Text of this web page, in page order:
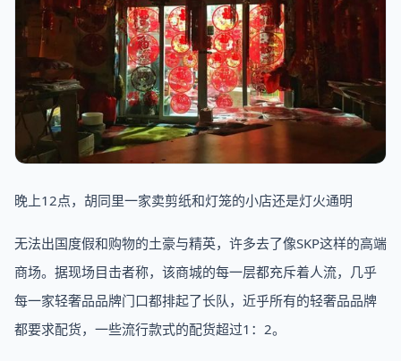
晚上12点，胡同里一家卖剪纸和灯笼的小店还是灯火通明
无法出国度假和购物的土豪与精英，许多去了像SKP这样的高端
商场。据现场目击者称，该商城的每一层都充斥着人流，几乎
每一家轻奢品品牌门口都排起了长队，近乎所有的轻奢品品牌
都要求配货，一些流行款式的配货超过1：2。